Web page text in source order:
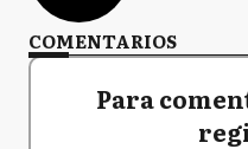
COMENTARIOS
Para